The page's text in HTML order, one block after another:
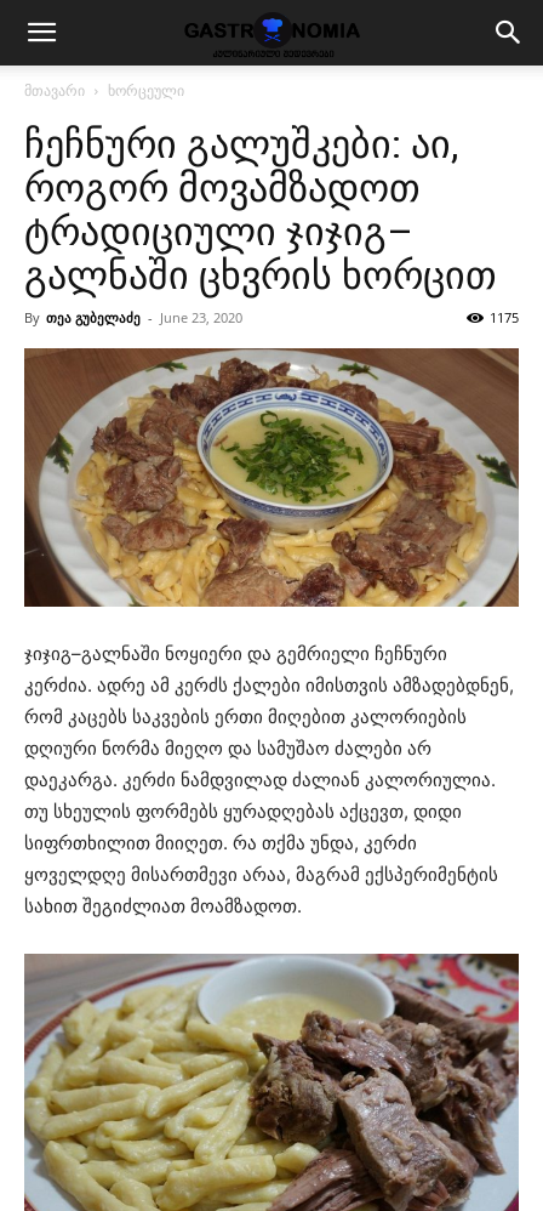
მთავარი ხორცეული
ჩეჩნური გალუშკები: აი,
როგორ მოვამზადოთ
ტრადიციული ჯიჯიგ–
გალნაში ცხვრის ხორცით
By თეა გუბელაძე - June 23, 2020 1175
ჯიჯიგ–გალნაში ნოყიერი და გემრიელი ჩეჩნური
კერძია. ადრე ამ კერძს ქალები იმისთვის ამზადებდნენ,
რომ კაცებს საკვების ერთი მიღებით კალორიების
დღიური ნორმა მიეღო და სამუშაო ძალები არ
დაეკარგა. კერძი ნამდვილად ძალიან კალორიულია.
თუ სხეულის ფორმებს ყურადღებას აქცევთ, დიდი
სიფრთხილით მიიღეთ. რა თქმა უნდა, კერძი
ყოველდღე მისართმევი არაა, მაგრამ ექსპერიმენტის
სახით შეგიძლიათ მოამზადოთ.